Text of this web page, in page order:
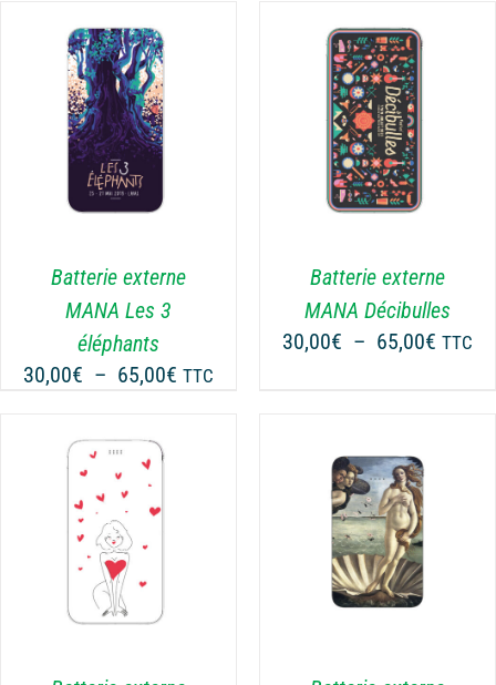
PRODUIT
Batterie externe
MANA Les 3
éléphants
30,00€ – 65,00€ Plage
TTC
CHOIX DES OPTIONS
CE
PRODUIT
A
PLUSIEURS
LES
PEUVENT
ÊTRE
CHOISIES
PAGE
DU
PRODUIT
/ DÉTAILS
Batterie externe
MANA Décibulles
30,00€ – 65,00€ Plage
TTC
CHOIX DES OPTIONS
CE
PRODUIT
A
PLUSIEURS
/ DÉTAILS